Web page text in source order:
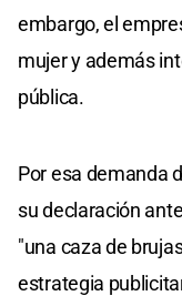
embargo, el
mujer y además
pública.
Por esa demanda
su declaración
"una caza de
estrategia